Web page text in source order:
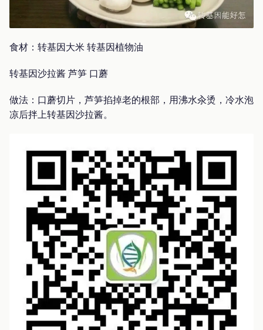
食材：转基因大米 转基因植物油
转基因沙拉酱 芦笋 口蘑
做法：口蘑切片，芦笋掐掉老的根部，用沸水汆烫，冷水泡
凉后拌上转基因沙拉酱。